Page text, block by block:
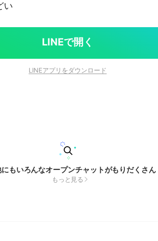
い
LINEで開く
LINEアプリをダウンロード
もいろんなオープンチャットがもりだくさん
もっと見る